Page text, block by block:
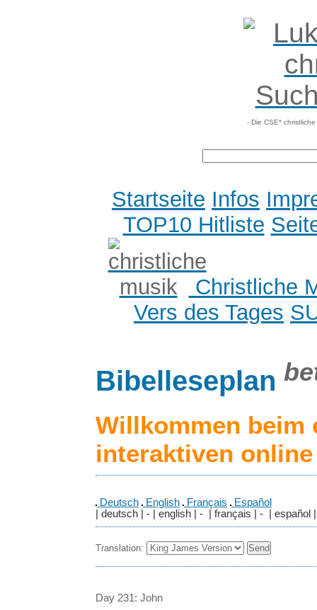
- Die CSE*
Startseite Infos
TOP10 Hitliste
Christliche
Vers des Tages
Bibelleseplan
Willkommen beim
interaktiven
Deutsch English Français
Español
| deutsch | - | english | - | français | - | español |
Translation:
Day 231: John